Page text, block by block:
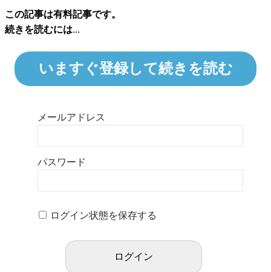
この記事は有料記事です。
続きを読むには...
いますぐ登録して続きを読む
メールアドレス
パスワード
ログイン状態を保存する